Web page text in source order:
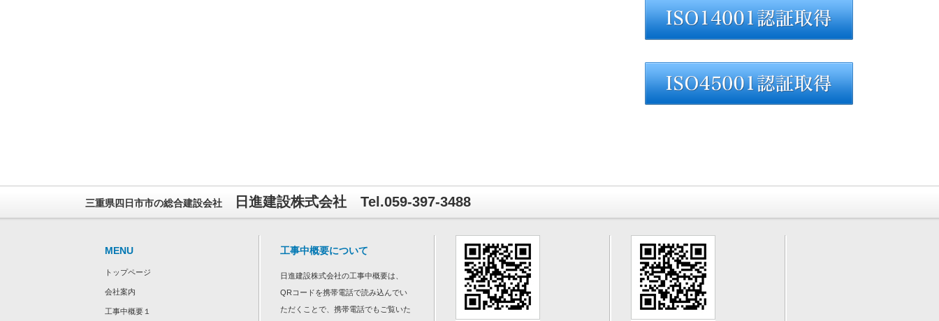
三重県四日市市の総合建設会社 日進建設株式会社 Tel.059-397-3488
MENU
トップページ
会社案内
工事中概要１
工事中概要について
日進建設株式会社の工事中概要は、
QRコードを携帯電話で読み込んでい
ただくことで、携帯電話でもご覧いた